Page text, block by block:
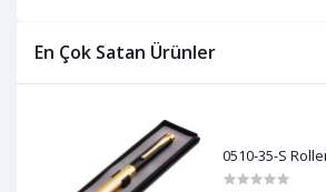
En Çok Satan Ürünler
0510-35-S